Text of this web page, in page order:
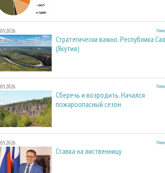
Стратегически важно. Республика
(Якутия)
Сберечь и возродить. Начался
пожароопасный сезон
Ставка на лиственницу